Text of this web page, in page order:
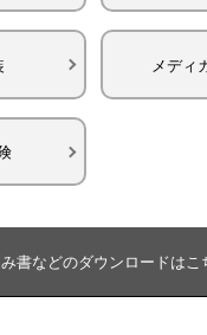
メディ
書などのダウンロードはこ